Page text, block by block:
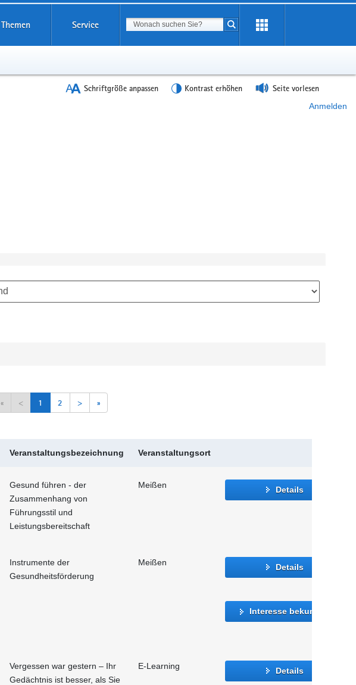
Themen Service Suchbegriff
Suche starten
Schriftgröße anpassen Kontrast erhöhen Seite vorlesen
Anmelden
« < 1 2 > »
Veranstaltungsbezeichnung Veranstaltungsort
Gesund führen - der
Zusammenhang von
Führungsstil und
Leistungsbereitschaft
Meißen Details
Instrumente der
Gesundheitsförderung
Meißen Details
Interesse bekunden
Vergessen war gestern – Ihr
Gedächtnis ist besser, als Sie
E-Learning Details